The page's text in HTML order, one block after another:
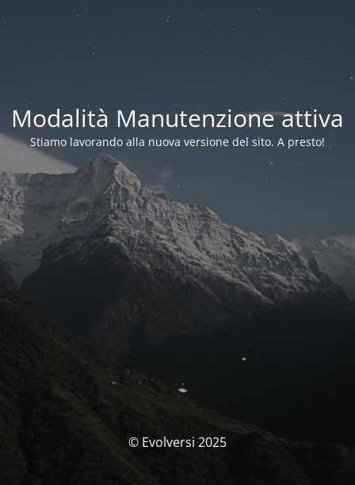
Modalità Manutenzione attiva
Stiamo lavorando alla nuova versione del sito. A presto!
© Evolversi 2025